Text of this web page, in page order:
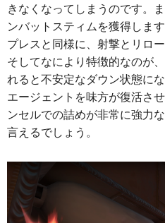
きなくなってしまうのです。
ンバットスティムを獲得しま
プレスと同様に、射撃とリロ
そしてなにより特徴的なのが
れると不安定なダウン状態に
エージェントを味方が復活さ
ンセルでの詰めが非常に強力
言えるでしょう。